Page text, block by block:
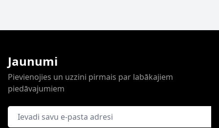
Jaunumi
Pievienojies un uzzini pirmais par labākajiem
piedāvajumiem
E-pasta adrese